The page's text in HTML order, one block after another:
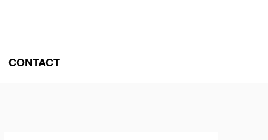
CONTACT